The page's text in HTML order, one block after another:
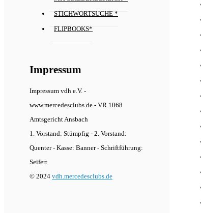
STICHWORTSUCHE *
FLIPBOOKS*
Impressum
Impressum vdh e.V. -
www.mercedesclubs.de - VR 1068
Amtsgericht Ansbach
1. Vorstand: Stümpfig - 2. Vorstand:
Quenter - Kasse: Banner - Schriftführung:
Seifert
© 2024 vdh.mercedesclubs.de